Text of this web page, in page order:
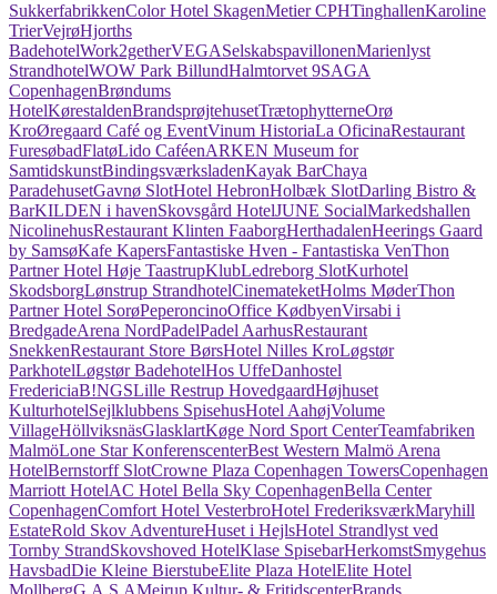
SukkerfabrikkenColor Hotel SkagenMetier CPHTinghallenKaroline
TrierVejrøHjorths
BadehotelWork2getherVEGASelskabspavillonenMarienlyst
StrandhotelWOW Park BillundHalmtorvet 9SAGA
CopenhagenBrøndums
HotelKørestaldenBrandsprøjtehusetTrætophytterneOrø
KroØregaard Café og EventVinum HistoriaLa OficinaRestaurant
FuresøbadFlatøLido CaféenARKEN Museum for
SamtidskunstBindingsværksladenKayak BarChaya
ParadehusetGavnø SlotHotel HebronHolbæk SlotDarling Bistro &
BarKILDEN i havenSkovsgård HotelJUNE SocialMarkedshallen
NicolinehusRestaurant Klinten FaaborgHerthadalenHeerings Gaard
by SamsøKafe KapersFantastiske Hven - Fantastiska VenThon
Partner Hotel Høje TaastrupKlubLedreborg SlotKurhotel
SkodsborgLønstrup StrandhotelCinemateketHolms MøderThon
Partner Hotel SorøPeperoncinoOffice KødbyenVirsabi i
BredgadeArena NordPadelPadel AarhusRestaurant
SnekkenRestaurant Store BørsHotel Nilles KroLøgstør
ParkhotelLøgstør BadehotelHos UffeDanhostel
FredericiaB!NGSLille Restrup HovedgaardHøjhuset
KulturhotelSejlklubbens SpisehusHotel AahøjVolume
VillageHöllviksnäsGlasklartKøge Nord Sport CenterTeamfabriken
MalmöLone Star KonferenscenterBest Western Malmö Arena
HotelBernstorff SlotCrowne Plaza Copenhagen TowersCopenhagen
Marriott HotelAC Hotel Bella Sky CopenhagenBella Center
CopenhagenComfort Hotel VesterbroHotel FrederiksværkMaryhill
EstateRold Skov AdventureHuset i HejlsHotel Strandlyst ved
Tornby StrandSkovshoved HotelKlase SpisebarHerkomstSmygehus
HavsbadDie Kleine BierstubeElite Plaza HotelElite Hotel
MollbergG.A.S.AMejrup Kultur- & FritidscenterBrands